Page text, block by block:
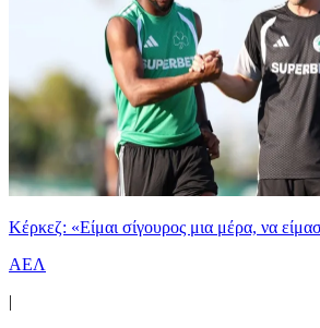
Κέρκεζ: «Είμαι σίγουρος μια μέρα, να
ΑΕΛ
|